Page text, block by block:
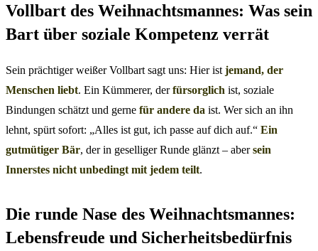
Vollbart des Weihnachtsmannes: Was sein
Bart über soziale Kompetenz verrät
Sein prächtiger weißer Vollbart sagt uns: Hier ist jemand, der
Menschen liebt. Ein Kümmerer, derfürsorglich ist, soziale
Bindungen schätzt und gerne für andere da ist. Wer sich an ihn
lehnt, spürt sofort: „Alles ist gut, ich passe auf dich auf.“ Ein
gutmütiger Bär, der in geselliger Runde glänzt – abersein
Innerstes nicht unbedingt mit jedem teilt.
Die runde Nase des Weihnachtsmannes:
Lebensfreude und Sicherheitsbedürfnis